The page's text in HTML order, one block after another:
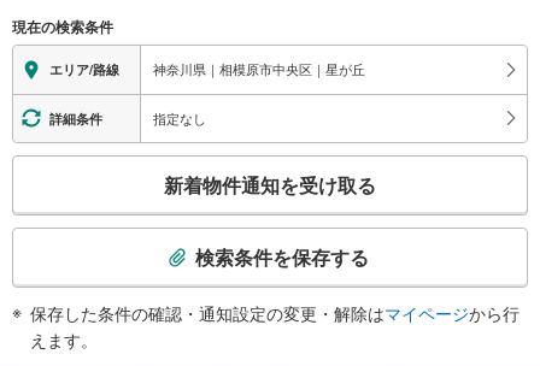
現在の検索条件
エリア/路線 神奈川県｜相模原市中央区｜星が丘
詳細条件 指定なし
検
新着物件通知を受け取る
検索条件を保存する
保存した条件の確認・通知設定の変更・解除はマイページから行
えます。